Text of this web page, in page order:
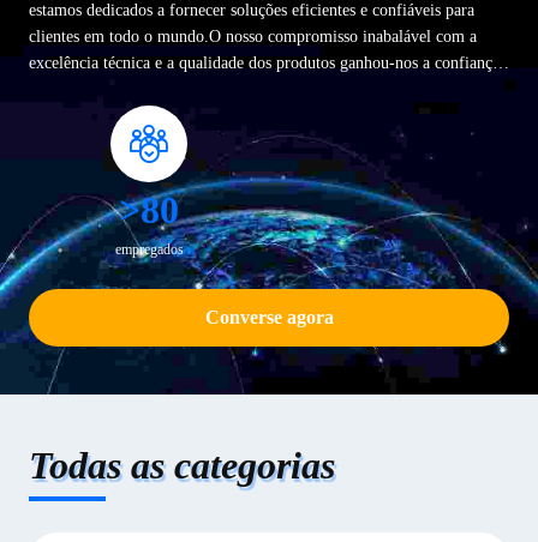
estamos dedicados a fornecer soluções eficientes e confiáveis para
clientes em todo o mundo.O nosso compromisso inabalável com a
excelência técnica e a qualidade dos produtos ganhou-nos a confiança
>80
empregados
Converse agora
Todas as categorias